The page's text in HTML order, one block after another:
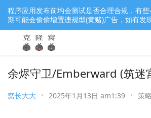
余烬守卫/Emberward (筑迷
窝长大大 • 2025年1月13日 am1:39 • 策
程序应用发布前均会测试是否合理合规，有
期可能会偷偷增置违规型(黄赌)广告，如有发
馈窝长进行处理，共同监督维护良好的程序